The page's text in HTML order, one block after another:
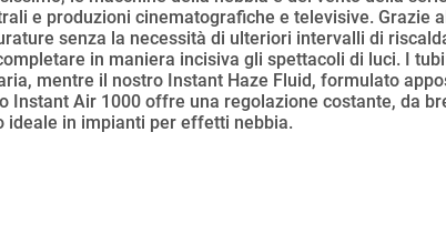
e produzioni cinematografiche e televisive. Grazie
senza la necessità di ulteriori intervalli di
in maniera incisiva gli spettacoli di luci. I
mentre il nostro Instant Haze Fluid, formulato
Air 1000 offre una regolazione costante, da
ideale in impianti per effetti nebbia.